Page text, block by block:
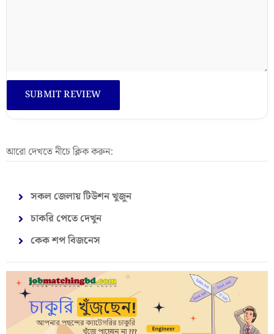
আরো দেখতে নীচে ক্লিক করুন:
সকল জেলায় টিউশন খুজুন
চাকরি পেতে দেখুন
কেক শপ বিজনেস